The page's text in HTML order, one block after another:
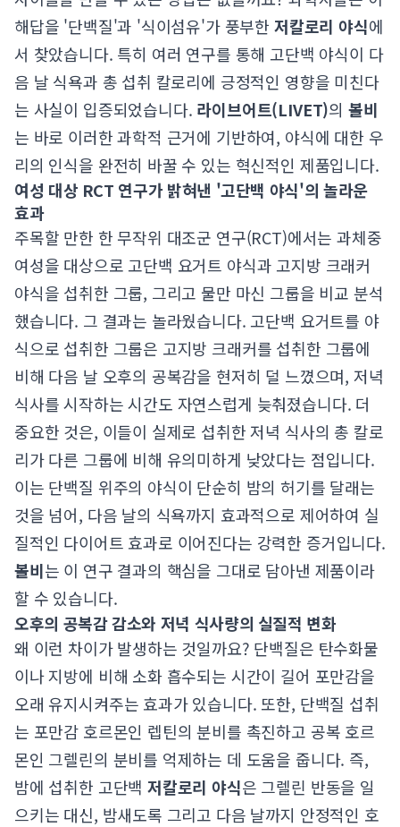
해답을 '단백질'과 '식이섬유'가 풍부한 저칼로리 야식에
서 찾았습니다. 특히 여러 연구를 통해 고단백 야식이 다
음 날 식욕과 총 섭취 칼로리에 긍정적인 영향을 미친다
는 사실이 입증되었습니다. 라이브어트(LIVET)의 볼비
는 바로 이러한 과학적 근거에 기반하여, 야식에 대한 우
리의 인식을 완전히 바꿀 수 있는 혁신적인 제품입니다.
여성 대상 RCT 연구가 밝혀낸 '고단백 야식'의 놀라운
효과
주목할 만한 한 무작위 대조군 연구(RCT)에서는 과체중
여성을 대상으로 고단백 요거트 야식과 고지방 크래커
야식을 섭취한 그룹, 그리고 물만 마신 그룹을 비교 분석
했습니다. 그 결과는 놀라웠습니다. 고단백 요거트를 야
식으로 섭취한 그룹은 고지방 크래커를 섭취한 그룹에
비해 다음 날 오후의 공복감을 현저히 덜 느꼈으며, 저녁
식사를 시작하는 시간도 자연스럽게 늦춰졌습니다. 더
중요한 것은, 이들이 실제로 섭취한 저녁 식사의 총 칼로
리가 다른 그룹에 비해 유의미하게 낮았다는 점입니다.
이는 단백질 위주의 야식이 단순히 밤의 허기를 달래는
것을 넘어, 다음 날의 식욕까지 효과적으로 제어하여 실
질적인 다이어트 효과로 이어진다는 강력한 증거입니다.
볼비는 이 연구 결과의 핵심을 그대로 담아낸 제품이라
할 수 있습니다.
오후의 공복감 감소와 저녁 식사량의 실질적 변화
왜 이런 차이가 발생하는 것일까요? 단백질은 탄수화물
이나 지방에 비해 소화 흡수되는 시간이 길어 포만감을
오래 유지시켜주는 효과가 있습니다. 또한, 단백질 섭취
는 포만감 호르몬인 렙틴의 분비를 촉진하고 공복 호르
몬인 그렐린의 분비를 억제하는 데 도움을 줍니다. 즉,
밤에 섭취한 고단백저칼로리 야식은 그렐린 반동을 일
으키는 대신, 밤새도록 그리고 다음 날까지 안정적인 호